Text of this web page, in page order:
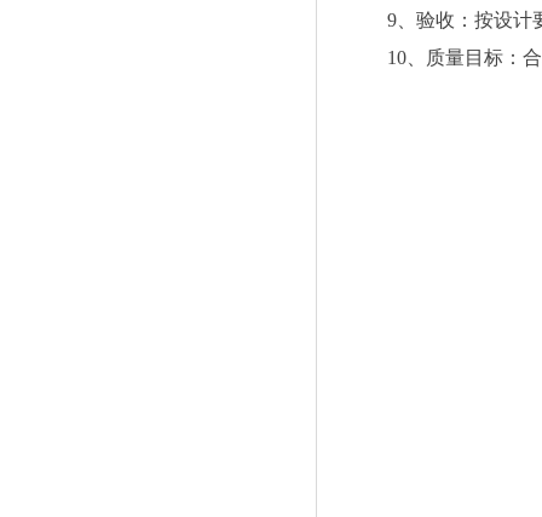
9 、验收：按设
10 、质量目标：